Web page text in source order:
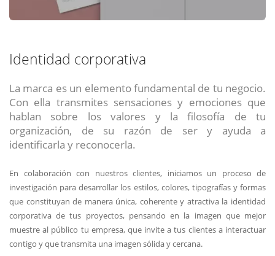
Identidad corporativa
La marca es un elemento fundamental de tu negocio.
Con ella transmites sensaciones y emociones que
hablan sobre los valores y la filosofía de tu
organización, de su razón de ser y ayuda a
identificarla y reconocerla.
En colaboración con nuestros clientes, iniciamos un proceso de
investigación para desarrollar los estilos, colores, tipografías y formas
que constituyan de manera única, coherente y atractiva la identidad
corporativa de tus proyectos, pensando en la imagen que mejor
muestre al público tu empresa, que invite a tus clientes a interactuar
contigo y que transmita una imagen sólida y cercana.